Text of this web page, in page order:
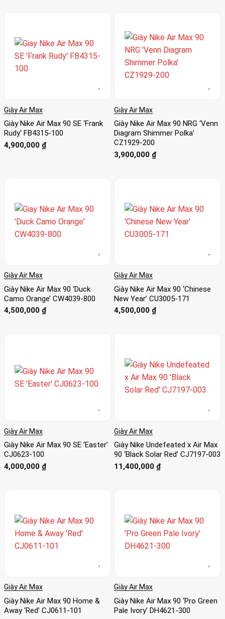
Giày Air Max
Giày Nike Air Max 90 SE ‘Frank
Rudy’ FB4315-100
4,900,000 ₫
Giày Air Max
Giày Nike Air Max 90 NRG ‘Venn
Diagram Shimmer Polka’
CZ1929-200
3,900,000 ₫
Giày Air Max
Giày Nike Air Max 90 ‘Duck
Camo Orange’ CW4039-800
4,500,000 ₫
Giày Air Max
Giày Nike Air Max 90 ‘Chinese
New Year’ CU3005-171
4,500,000 ₫
Giày Air Max
Giày Nike Air Max 90 SE ‘Easter’
CJ0623-100
4,000,000 ₫
Giày Air Max
Giày Nike Undefeated x Air Max
90 ‘Black Solar Red’ CJ7197-003
11,400,000 ₫
Giày Air Max
Giày Nike Air Max 90 Home &
Away ‘Red’ CJ0611-101
Giày Air Max
Giày Nike Air Max 90 ‘Pro Green
Pale Ivory’ DH4621-300